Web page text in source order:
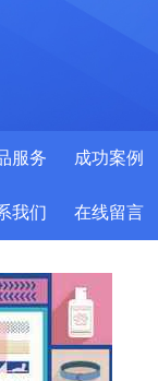
服务 成功案例
我们 在线留言